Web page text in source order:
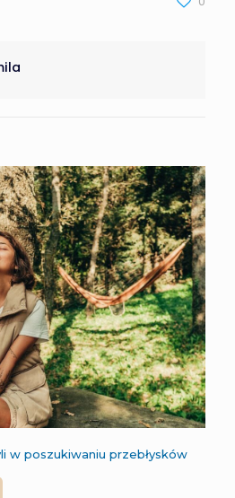
w poszukiwaniu przebłysków